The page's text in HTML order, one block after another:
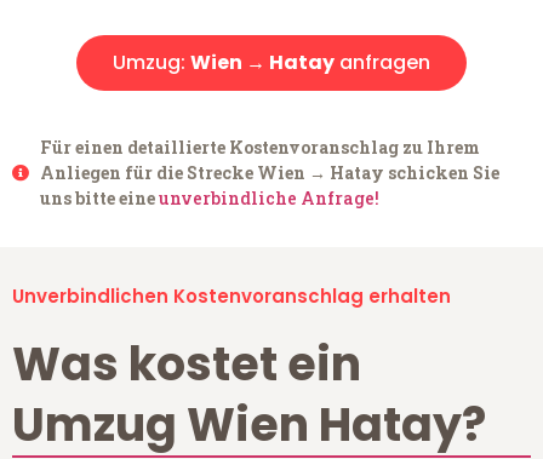
Umzug: Wien → Hatay anfragen
Für einen detaillierte Kostenvoranschlag zu Ihrem
Anliegen für die Strecke Wien → Hatay schicken Sie
uns bitte eineunverbindliche Anfrage!
Unverbindlichen Kostenvoranschlag erhalten
Was kostet ein
Umzug Wien Hatay?